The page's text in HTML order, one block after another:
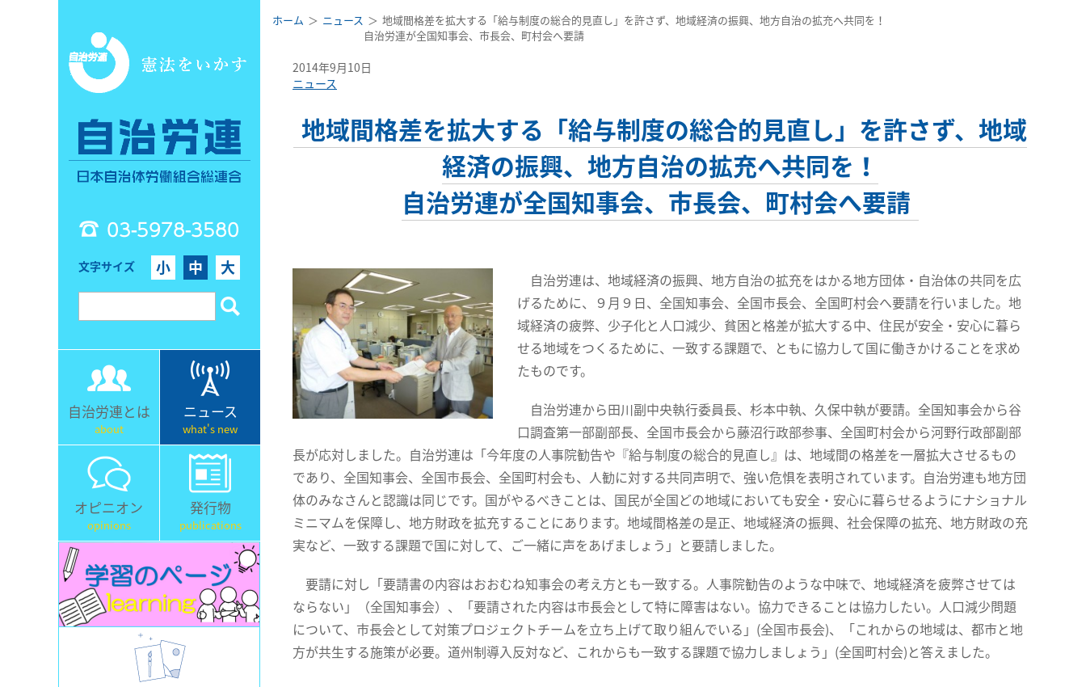
03-5978-3580
文字サイズ 小 中 大
自治労連とは
about
ニュース
what's new
オピニオン
opinions
発行物
publications
ホーム ニュース
地域間格差を拡大する「給与制度の総合的見直し」を許さず、地域経済の振興、地方自治の拡充へ共同を！
自治労連が全国知事会、市長会、町村会へ要請
2014年9月10日
ニュース
地域間格差を拡大する「給与制度の総合的見直し」を許さず、地域
経済の振興、地方自治の拡充へ共同を！
自治労連が全国知事会、市長会、町村会へ要請
自治労連は、地域経済の振興、地方自治の拡充をはかる地方団体・自治体の共同を広
げるために、９月９日、全国知事会、全国市長会、全国町村会へ要請を行いました。地
域経済の疲弊、少子化と人口減少、貧困と格差が拡大する中、住民が安全・安心に暮ら
せる地域をつくるために、一致する課題で、ともに協力して国に働きかけることを求め
たものです。
自治労連から田川副中央執行委員長、杉本中執、久保中執が要請。全国知事会から谷
口調査第一部副部長、全国市長会から藤沼行政部参事、全国町村会から河野行政部副部
長が応対しました。自治労連は「今年度の人事院勧告や『給与制度の総合的見直し』は、地域間の格差を一層拡大させるもの
であり、全国知事会、全国市長会、全国町村会も、人勧に対する共同声明で、強い危惧を表明されています。自治労連も地方団
体のみなさんと認識は同じです。国がやるべきことは、国民が全国どの地域においても安全・安心に暮らせるようにナショナル
ミニマムを保障し、地方財政を拡充することにあります。地域間格差の是正、地域経済の振興、社会保障の拡充、地方財政の充
実など、一致する課題で国に対して、ご一緒に声をあげましょう」と要請しました。
要請に対し「要請書の内容はおおむね知事会の考え方とも一致する。人事院勧告のような中味で、地域経済を疲弊させては
ならない」（全国知事会）、「要請された内容は市長会として特に障害はない。協力できることは協力したい。人口減少問題
について、市長会として対策プロジェクトチームを立ち上げて取り組んでいる」(全国市長会)、「これからの地域は、都市と地
方が共生する施策が必要。道州制導入反対など、これからも一致する課題で協力しましょう」(全国町村会)と答えました。